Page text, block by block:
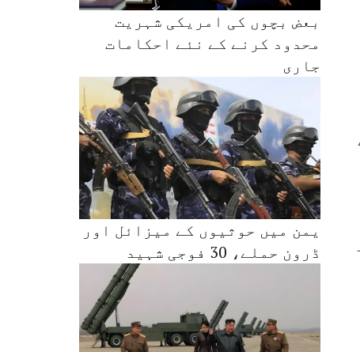
بعض بچوں کی امریکی شہریت
محدود کرنے کے نئے احکامات
جاری
یمن میں حوثیوں کے میزائل اور
ڈرون حملے، 30 فوجی شہید